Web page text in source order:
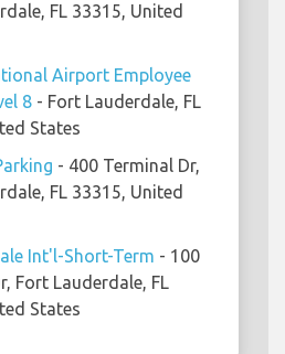
FL 33315, United
Airport Employee
8 - Fort Lauderdale, FL
States
- 400 Terminal Dr,
FL 33315, United
Int'l-Short-Term - 100
Fort Lauderdale, FL
States